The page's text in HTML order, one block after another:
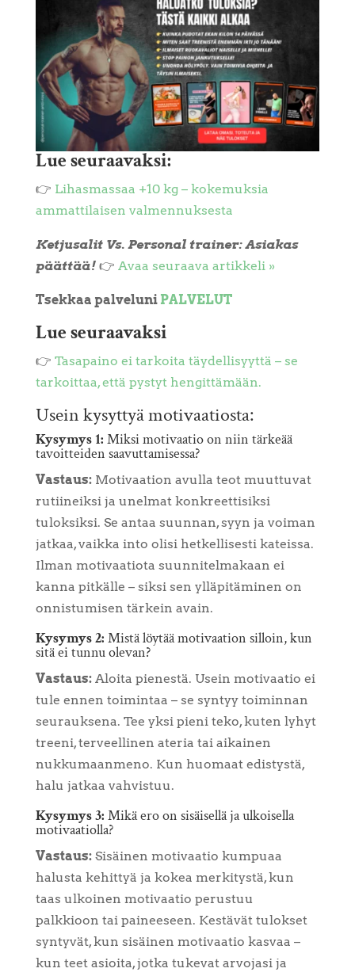
Lue seuraavaksi:
👉 Lihasmassaa +10 kg – kokemuksia
ammattilaisen valmennuksesta
Ketjusalit Vs. Personal trainer: Asiakas
päättää!👉 Avaa seuraava artikkeli »
Tsekkaa palveluni PALVELUT
Lue seuraavaksi
👉 Tasapaino ei tarkoita täydellisyyttä – se
tarkoittaa, että pystyt hengittämään.
Usein kysyttyä motivaatiosta:
Kysymys 1: Miksi motivaatio on niin tärkeää
tavoitteiden saavuttamisessa?
Vastaus:Motivaation avulla teot muuttuvat
rutiineiksi ja unelmat konkreettisiksi
tuloksiksi. Se antaa suunnan, syyn ja voiman
jatkaa, vaikka into olisi hetkellisesti kateissa.
Ilman motivaatiota suunnitelmakaan ei
kanna pitkälle – siksi sen ylläpitäminen on
onnistumisen tärkein avain.
Kysymys 2: Mistä löytää motivaation silloin, kun
sitä ei tunnu olevan?
Vastaus:Aloita pienestä. Usein motivaatio ei
tule ennen toimintaa – se syntyy toiminnan
seurauksena. Tee yksi pieni teko, kuten lyhyt
treeni, terveellinen ateria tai aikainen
nukkumaanmeno. Kun huomaat edistystä,
halu jatkaa vahvistuu.
Kysymys 3: Mikä ero on sisäisellä ja ulkoisella
motivaatiolla?
Vastaus:Sisäinen motivaatio kumpuaa
halusta kehittyä ja kokea merkitystä, kun
taas ulkoinen motivaatio perustuu
palkkioon tai paineeseen. Kestävät tulokset
syntyvät, kun sisäinen motivaatio kasvaa –
kun teet asioita, jotka tukevat arvojasi ja